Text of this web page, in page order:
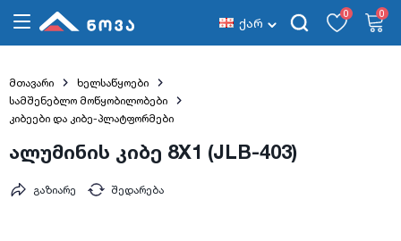
ქარ
0 0
მთავარი
ხელსაწყოები
სამშენებლო მოწყობილობები
კიბეები და კიბე-პლატფორმები
ალუმინის კიბე 8X1 (JLB-403)
შედარება
გაზიარე